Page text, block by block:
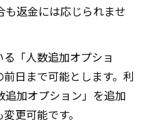
返金には応じられませ
「人数追加オプショ
日まで可能とします。利
加オプション」を追加
更可能です。